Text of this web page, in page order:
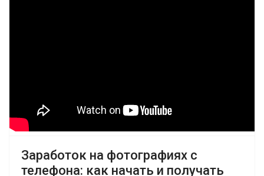
Заработок на фотографиях с
телефона: как начать и получать